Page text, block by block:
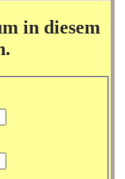
in diesem